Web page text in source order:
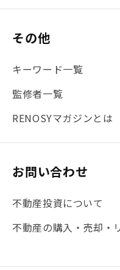
#不動産投資体験レポ
#地震対策
#セミナー
#法人化
#クラウドフ
#まとめ #融資 #目黒
#JR湘南新宿ライン
#20代 #都営浅草線
その他
キーワード一覧
監修者一覧
RENOSYマガジンとは
お問い合わせ
不動産投資について
不動産の購入・売却・